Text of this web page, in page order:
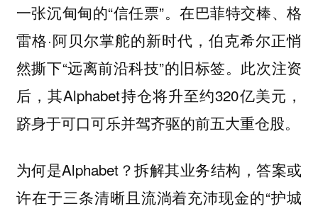
一张沉甸甸的“信任票”。在巴菲特交棒、格
雷格·阿贝尔掌舵的新时代，伯克希尔正悄
然撕下“远离前沿科技”的旧标签。此次注资
后，其Alphabet持仓将升至约320亿美元，
跻身于可口可乐并驾齐驱的前五大重仓股。
为何是Alphabet？拆解其业务结构，答案或
许在于三条清晰且流淌着充沛现金的“护城